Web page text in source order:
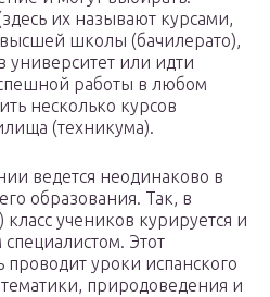
их называют курсами,
школы (бачилерато),
университет или идти
работы в любом
несколько курсов
(техникума).
ведется неодинаково в
образования. Так, в
класс учеников курируется и
Этот
уроки испанского
природоведения и